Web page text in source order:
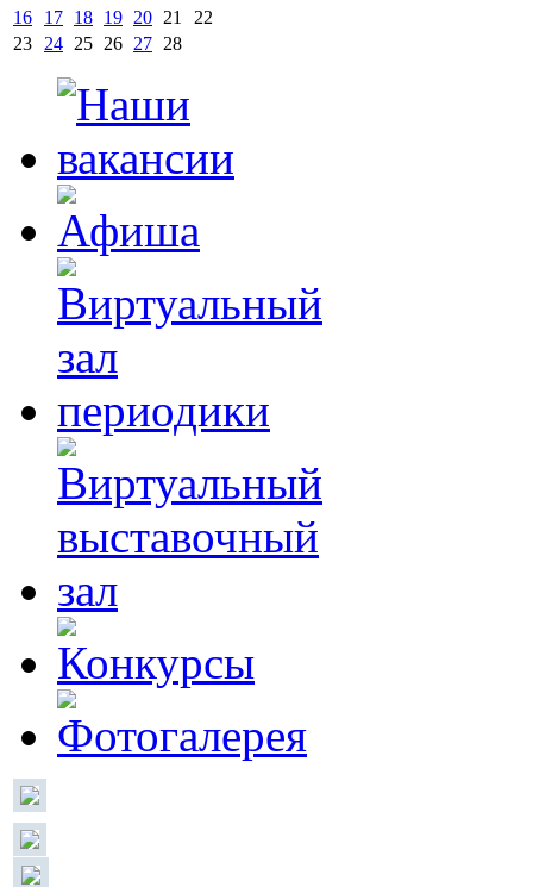
16
17 18 19 20 21
22
23
24 25 26 27 28